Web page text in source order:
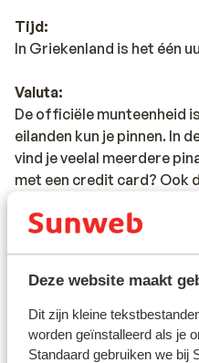
Deze website maakt
Dit zijn kleine
worden geïnstalleerd als je
Standaard gebruiken we bij
Tijd:
In Griekenland is het één
Valuta:
De officiële munteenheid
eilanden kun je pinnen. In
vind je veelal meerdere
met een credit card? Ook
geen verloopstekker
Reisdocumenten:
Je dient in het bezit te